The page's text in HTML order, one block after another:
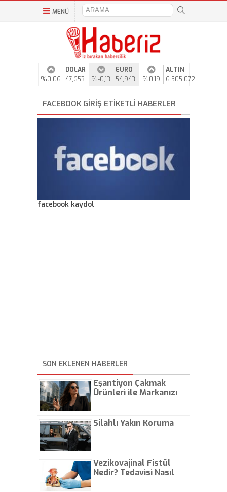
MENÜ
%0,06
DOLAR
47,653
%-0,13
EURO
54,943
%0,19
ALTIN
6.505,072
FACEBOOK GIRIŞ ETIKETLI HABERLER
facebook kaydol
SON EKLENEN HABERLER
Eşantiyon Çakmak
Ürünleri ile Markanızı
Silahlı Yakın Koruma
Vezikovajinal Fistül
Nedir? Tedavisi Nasıl